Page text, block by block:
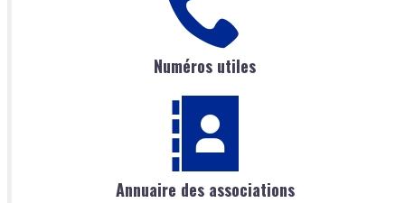
Numéros utiles
Annuaire des associations